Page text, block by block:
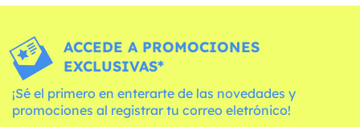
ACCEDE A PROMOCIONES
EXCLUSIVAS*
¡Sé el primero en enterarte de las novedades y
promociones al registrar tu correo eletrónico!